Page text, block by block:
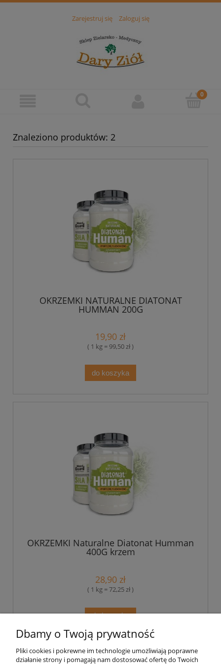
Zarejestruj się Zaloguj się
Znaleziono produktów: 2
OKRZEMKI NATURALNE DIATONAT
HUMMAN 200G
19,90 zł
( 1 kg = 99,50 zł )
do koszyka
OKRZEMKI Naturalne Diatonat Humman
400G krzem
28,90 zł
( 1 kg = 72,25 zł )
do koszyka
Pomoc
Dbamy o Twoją prywatność
Pliki cookies i pokrewne im technologie umożliwiają poprawne
działanie strony i pomagają nam dostosować ofertę do Twoich